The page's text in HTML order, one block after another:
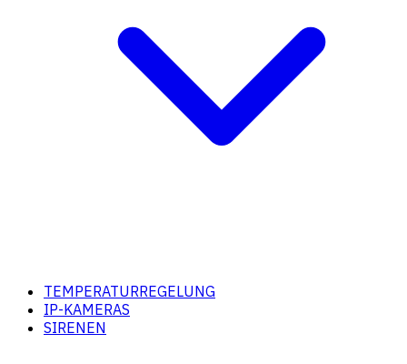
TEMPERATURREGELUNG
IP-KAMERAS
SIRENEN